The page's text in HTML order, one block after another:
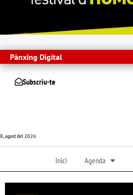
Pànxing Digital
Subscriu-te
8, agost del 2026
Inici Agenda